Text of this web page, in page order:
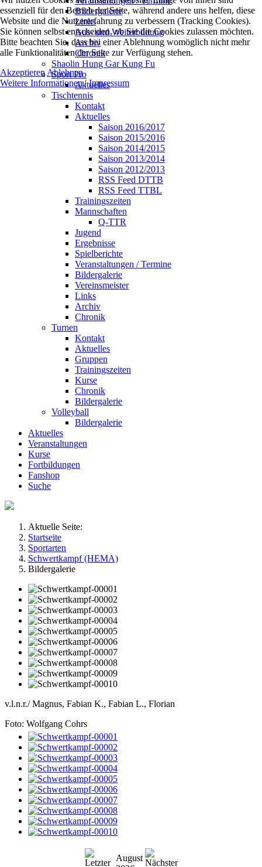
Bildergalerie
Links
Aus- und Weiterbildung
Archiv
Chronik
Shaolin Hung Gar Kung Fu
Sport Pro
Aktuelles
Tischtennis
Kontakt
Aktuelles
Saison 2016/2017
Saison 2015/2016
Saison 2014/2015
Saison 2013/2014
Saison 2012/2013
RSS Feed DTTB
RSS Feed TTBL
Trainingszeiten
Mannschaften
Q-TTR
Jugend
Ergebnisse
Spielberichte
Veranstaltungen / Termine
Bildergalerie
Vereinsmeister
Links
Archiv
Chronik
Turnen
Kontakt
Aktuelles
Gruppen
Trainingszeiten
Kurse
Chronik
Bildergalerie
Volleyball
Bildergalerie
Aktuelles
Veranstaltungen
Kurse
Fortbildungen
Fanshop
Suche
Aktuelle Seite:
Startseite
Sportarten
Schwertkampf (HEMA)
Bildergalerie
v.l.n.r./ Magnus, Fabian K., Fabian L., Florian
Foto: Wolfgang Cohrs
August
essenziell für den Betrieb der Seite, während andere uns helfen, diese
Website und die Nutzererfahrung zu verbessern (Tracking Cookies).
Sie können selbst entscheiden, ob Sie die Cookies zulassen möchten.
Bitte beachten Sie, dass bei einer Ablehnung womöglich nicht mehr
alle Funktionalitäten der Seite zur Verfügung stehen.
Akzeptieren Ablehnen
Weitere Informationen|Impressum